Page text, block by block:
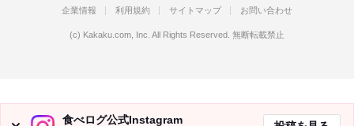
食べログ公式Instagram
企業情報 利用規約 サイトマップ お問い合わせ
(c) Kakaku.com, Inc. All Rights Reserved. 無断転載禁止